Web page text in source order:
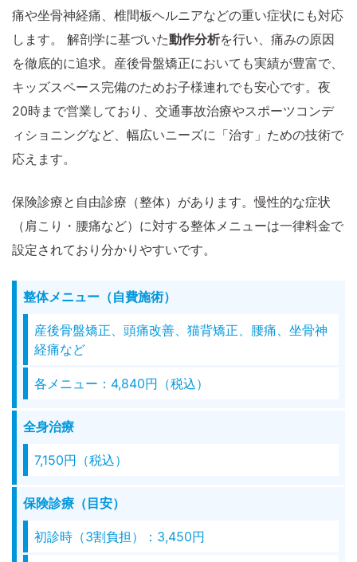
痛や坐骨神経痛、椎間板ヘルニアなどの重い症状にも対応
します。 解剖学に基づいた動作分析を行い、痛みの原因
を徹底的に追求。産後骨盤矯正においても実績が豊富で、
キッズスペース完備のためお子様連れでも安心です。夜
20時まで営業しており、交通事故治療やスポーツコンデ
ィショニングなど、幅広いニーズに「治す」ための技術で
応えます。
保険診療と自由診療（整体）があります。慢性的な症状
（肩こり・腰痛など）に対する整体メニューは一律料金で
設定されており分かりやすいです。
整体メニュー（自費施術）
産後骨盤矯正、頭痛改善、猫背矯正、腰痛、坐骨神
経痛など
各メニュー：4,840円（税込）
全身治療
7,150円（税込）
保険診療（目安）
初診時（3割負担）：3,450円